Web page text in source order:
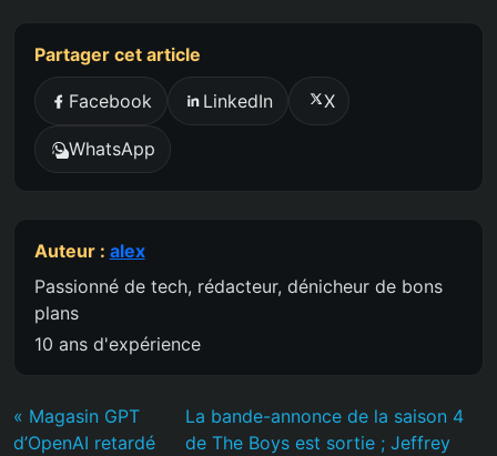
Partager cet article
Facebook LinkedIn X
WhatsApp
Auteur : alex
Passionné de tech, rédacteur, dénicheur de bons
plans
10 ans d'expérience
« Magasin GPT
d’OpenAI retardé
La bande-annonce de la saison 4
de The Boys est sortie ; Jeffrey